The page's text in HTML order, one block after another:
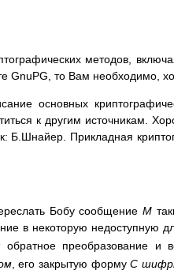
методов,
GnuPG, то Вам необходимо,
основных
к другим источникам.
Б.Шнайер. Прикладная
Бобу сообщениеM
в некоторую
обратное преобразование и
, его закрытую формуC